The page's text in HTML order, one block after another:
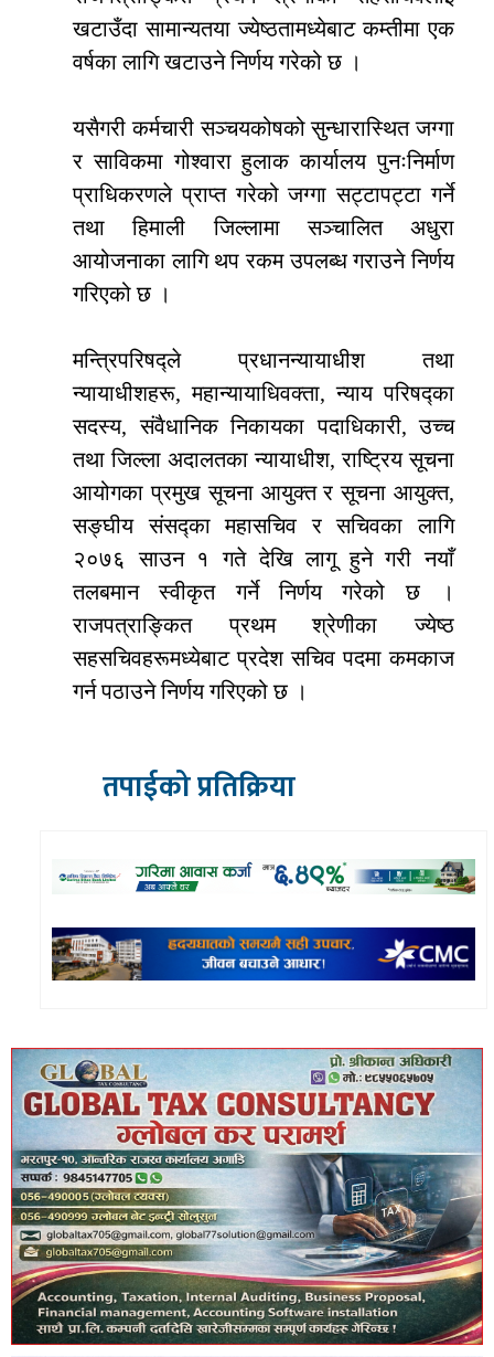
खटाउँदा सामान्यतया ज्येष्ठतामध्येबाट कम्तीमा एक
वर्षका लागि खटाउने निर्णय गरेको छ ।
यसैगरी कर्मचारी सञ्चयकोषको सुन्धारास्थित जग्गा
र साविकमा गोश्वारा हुलाक कार्यालय पुनःनिर्माण
प्राधिकरणले प्राप्त गरेको जग्गा सट्टापट्टा गर्ने
तथा हिमाली जिल्लामा सञ्चालित अधुरा
आयोजनाका लागि थप रकम उपलब्ध गराउने निर्णय
गरिएको छ ।
मन्त्रिपरिषद्ले प्रधानन्यायाधीश तथा
न्यायाधीशहरू, महान्यायाधिवक्ता, न्याय परिषद्का
सदस्य, संवैधानिक निकायका पदाधिकारी, उच्च
तथा जिल्ला अदालतका न्यायाधीश, राष्ट्रिय सूचना
आयोगका प्रमुख सूचना आयुक्त र सूचना आयुक्त,
सङ्घीय संसद्का महासचिव र सचिवका लागि
२०७६ साउन १ गते देखि लागू हुने गरी नयाँ
तलबमान स्वीकृत गर्ने निर्णय गरेको छ ।
राजपत्राङ्कित प्रथम श्रेणीका ज्येष्ठ
सहसचिवहरूमध्येबाट प्रदेश सचिव पदमा कमकाज
गर्न पठाउने निर्णय गरिएको छ ।
तपाईको प्रतिक्रिया